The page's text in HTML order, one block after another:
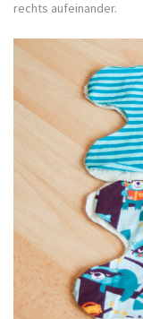
rechts aufeinander.